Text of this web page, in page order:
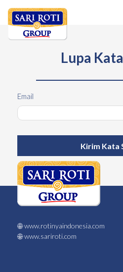
Lupa
Email
Kirim Kata
www.rotinyaindonesia.com
www.sariroti.com